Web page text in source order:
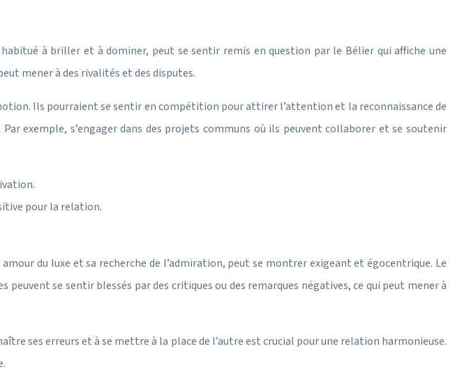
à briller et à dominer, peut se sentir remis en question par le Bélier qui affiche une
mener à des rivalités et des disputes.
Ils pourraient se sentir en compétition pour attirer l’attention et la reconnaissance de
exemple, s’engager dans des projets communs où ils peuvent collaborer et se soutenir
pour la relation.
du luxe et sa recherche de l’admiration, peut se montrer exigeant et égocentrique. Le
se sentir blessés par des critiques ou des remarques négatives, ce qui peut mener à
ses erreurs et à se mettre à la place de l’autre est crucial pour une relation harmonieuse.